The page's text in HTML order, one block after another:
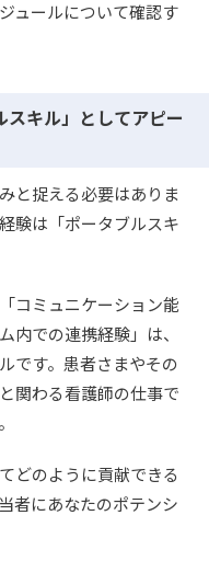
ュールについて確認す
キル」としてアピー
と捉える必要はありま
験は「ポータブルスキ
コミュニケーション能
内での連携経験」は、
です。患者さまやその
関わる看護師の仕事で
どのように貢献できる
者にあなたのポテンシ